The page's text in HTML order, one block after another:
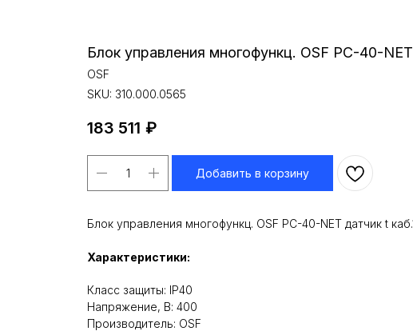
Блок управления многофункц. OSF PC-40-
OSF
SKU: 310.000.0565
183 511 ₽
Добавить в корзину
Блок управления многофункц. OSF PC-40-NET датчик t
Характеристики:
Класс защиты: IP40
Напряжение, В: 400
Производитель: OSF